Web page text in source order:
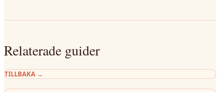
Relaterade guider
TILLBAKA →